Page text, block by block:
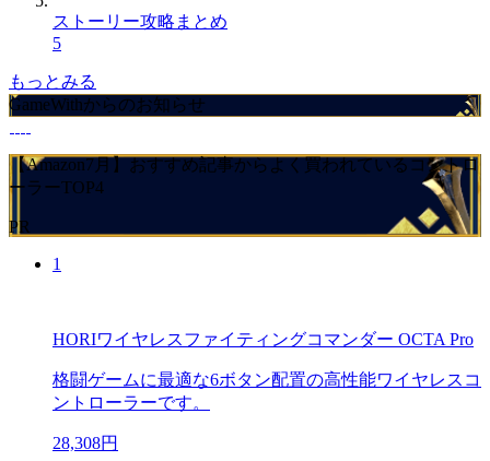
ストーリー攻略まとめ
5
もっとみる
GameWithからのお知らせ
【Amazon7月】おすすめ記事からよく買われているコントロ
ーラーTOP4
PR
1
HORIワイヤレスファイティングコマンダー OCTA Pro
格闘ゲームに最適な6ボタン配置の高性能ワイヤレスコ
ントローラーです。
28,308円